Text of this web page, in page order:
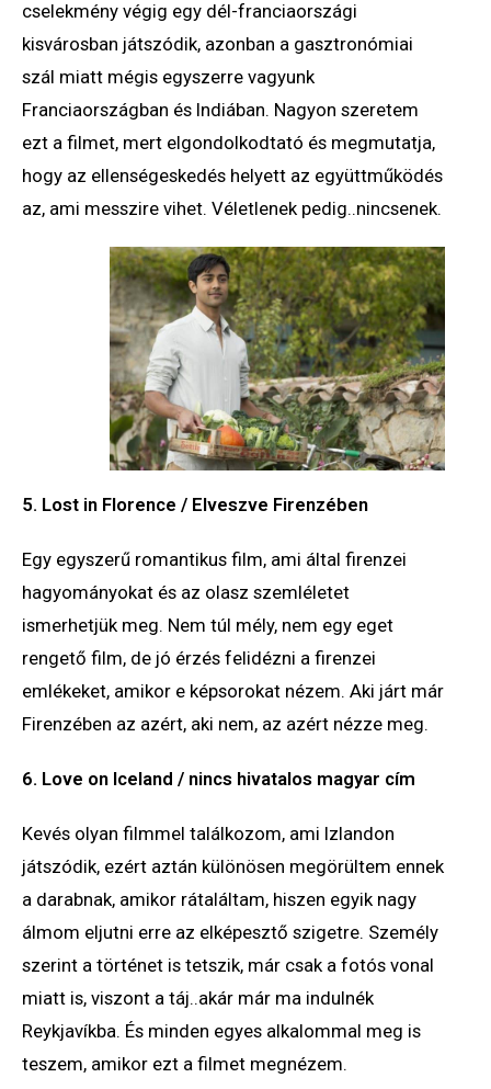
cselekmény végig egy dél-franciaországi
kisvárosban játszódik, azonban a gasztronómiai
szál miatt mégis egyszerre vagyunk
Franciaországban és Indiában. Nagyon szeretem
ezt a filmet, mert elgondolkodtató és megmutatja,
hogy az ellenségeskedés helyett az együttműködés
az, ami messzire vihet. Véletlenek pedig..nincsenek.
5. Lost in Florence / Elveszve Firenzében
Egy egyszerű romantikus film, ami által firenzei
hagyományokat és az olasz szemléletet
ismerhetjük meg. Nem túl mély, nem egy eget
rengető film, de jó érzés felidézni a firenzei
emlékeket, amikor e képsorokat nézem. Aki járt már
Firenzében az azért, aki nem, az azért nézze meg.
6. Love on Iceland / nincs hivatalos magyar cím
Kevés olyan filmmel találkozom, ami Izlandon
játszódik, ezért aztán különösen megörültem ennek
a darabnak, amikor rátaláltam, hiszen egyik nagy
álmom eljutni erre az elképesztő szigetre. Személy
szerint a történet is tetszik, már csak a fotós vonal
miatt is, viszont a táj..akár már ma indulnék
Reykjavíkba. És minden egyes alkalommal meg is
teszem, amikor ezt a filmet megnézem.